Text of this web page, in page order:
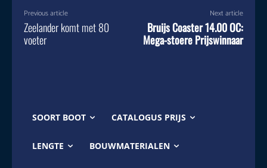
Previous article
Zeelander komt met 80
voeter
Next article
Bruijs Coaster 14.00 OC:
Mega-stoere Prijswinnaar
SOORT BOOT CATALOGUS PRIJS
LENGTE BOUWMATERIALEN